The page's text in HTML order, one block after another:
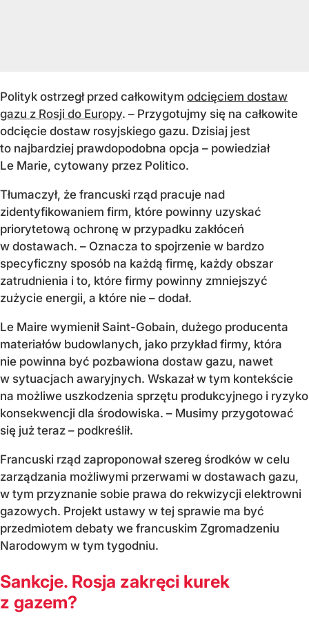
Polityk ostrzegł przed całkowitym odcięciem dostaw
gazu z Rosji do Europy. – Przygotujmy się na całkowite
odcięcie dostaw rosyjskiego gazu. Dzisiaj jest
to najbardziej prawdopodobna opcja – powiedział
Le Marie, cytowany przez Politico.
Tłumaczył, że francuski rząd pracuje nad
zidentyfikowaniem firm, które powinny uzyskać
priorytetową ochronę w przypadku zakłóceń
w dostawach. – Oznacza to spojrzenie w bardzo
specyficzny sposób na każdą firmę, każdy obszar
zatrudnienia i to, które firmy powinny zmniejszyć
zużycie energii, a które nie – dodał.
Le Maire wymienił Saint-Gobain, dużego producenta
materiałów budowlanych, jako przykład firmy, która
nie powinna być pozbawiona dostaw gazu, nawet
w sytuacjach awaryjnych. Wskazał w tym kontekście
na możliwe uszkodzenia sprzętu produkcyjnego i ryzyko
konsekwencji dla środowiska. – Musimy przygotować
się już teraz – podkreślił.
Francuski rząd zaproponował szereg środków w celu
zarządzania możliwymi przerwami w dostawach gazu,
w tym przyznanie sobie prawa do rekwizycji elektrowni
gazowych. Projekt ustawy w tej sprawie ma być
przedmiotem debaty we francuskim Zgromadzeniu
Narodowym w tym tygodniu.
Sankcje. Rosja zakręci kurek
z gazem?